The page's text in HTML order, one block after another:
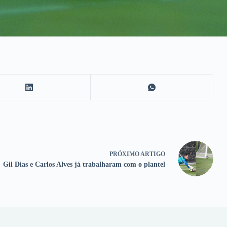
PRÓXIMO ARTIGO
Gil Dias e Carlos Alves já trabalharam com o plantel